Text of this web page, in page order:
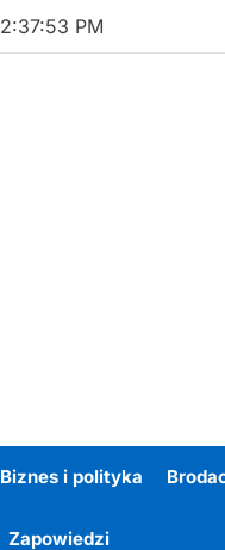
2:37:54 PM
Biznes i polityka
Zapowiedzi